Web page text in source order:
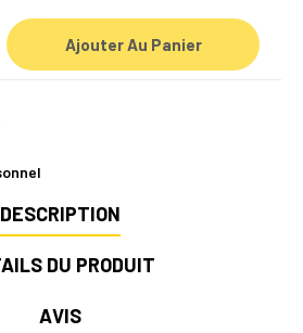
Ajouter Au Panier
DESCRIPTION
DU PRODUIT
AVIS